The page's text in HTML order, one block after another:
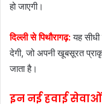
हो जाएगी।
दिल्ली से पिथौरागढ़: यह
देगी, जो अपनी खूबसूरत
जाता है।
इन नई हवाई सेवाओं